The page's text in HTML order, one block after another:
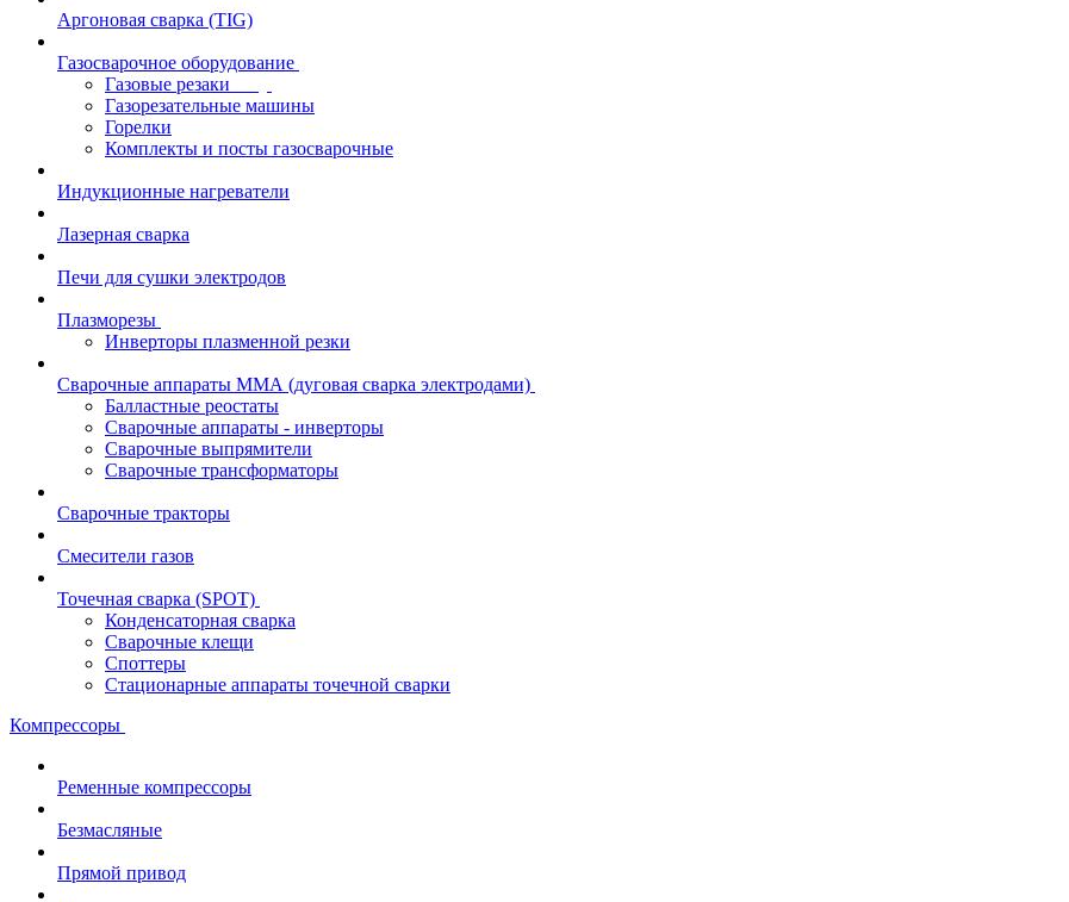
Аргоновая сварка (TIG)
Газосварочное оборудование
Газовые резаки
Газорезательные машины
Горелки
Комплекты и посты газосварочные
Индукционные нагреватели
Лазерная сварка
Печи для сушки электродов
Плазморезы
Инверторы плазменной резки
Сварочные аппараты ММА (дуговая сварка электродами)
Балластные реостаты
Сварочные аппараты - инверторы
Сварочные выпрямители
Сварочные трансформаторы
Сварочные тракторы
Смесители газов
Точечная сварка (SPOT)
Конденсаторная сварка
Сварочные клещи
Споттеры
Стационарные аппараты точечной сварки
Компрессоры
Ременные компрессоры
Безмасляные
Прямой привод